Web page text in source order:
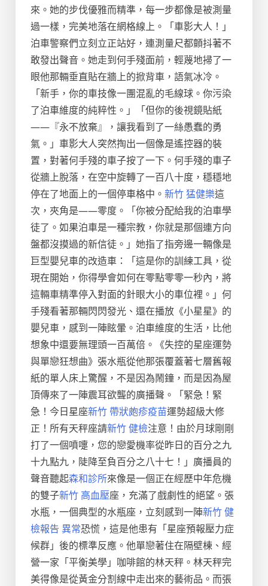
來。她的步伐優雅而精準，每一步都像是被測量
過一樣，完美地落在網格線上。「車影大人！」
泊車警察們立刻立正站好，連測量尺都顫抖著不
敢發出聲音。她走到何手殘面前，輕蔑地掃了一
眼他那輛垂直貼在牆上的掀背車，語氣冰冷。
「新手，你的車技像一團混亂的毛線球。你污染
了泊車維度的純粹性。」「但你的後視鏡貼紙
——『永不放棄』，讓我看到了一絲愚蠢的勇
氣。」車影大人突然掏出一個像是遙控器的裝
置，對著何手殘的車子按了一下。何手殘的車子
從牆上脫落，在空中旋轉了一百八十度，穩穩地
停在了地面上的一個停車格中。 新竹 猛健樂這
次，夾角是——零度。「你被分配給我的泊車學
徒了。如果泊車是一種宗教，你就是那個連方向
盤都沒摸過的新信徒。」她指了指旁邊一輛像是
巨型嬰兒車的改造車：「這是你的訓練工具，從
現在開始，你得學會如何在零點零零一秒內，將
這輛車精準停入對面的針眼大小的車位裡。」何
手殘看著那輛閃閃發光、還在播放《小星星》的
嬰兒車，感到一陣眩暈。泊車維度的生活，比他
想象中還要無理頭一百萬倍。《失控的星座運勢
與單戀狂想曲》張水瓶從他那張覆蓋著七層舊報
紙的單人床上驚醒，不是因為鬧鐘，而是因為屋
頂傳來了一陣震耳欲聾的廣播聲。「緊急！緊
急！今日星座新竹 帶狀皰疹疫苗運勢超級大修
正！所有天秤座請新竹 健檢注意！由於月球剛剛
打了一個噴嚏，您的戀愛機率從昨日的百分之九
十九點九，陡降至負百分之八十七！」廣播員的
聲音聽起森和診所來像是一個正在經歷中年危機
的雙子新竹 高血壓座，充滿了戲劇性的絕望。張
水瓶，一個典型的水瓶座，立刻感到一陣新竹 健
檢報告 異常恐慌，這是他患有「星座預報壓力症
候群」後的標準反應。他單戀著住在隔壁棟、經
營一家「平衡美學」咖啡館的林天秤。林天秤完
美得像是從黃金分割線中走出來的藝術品。而張